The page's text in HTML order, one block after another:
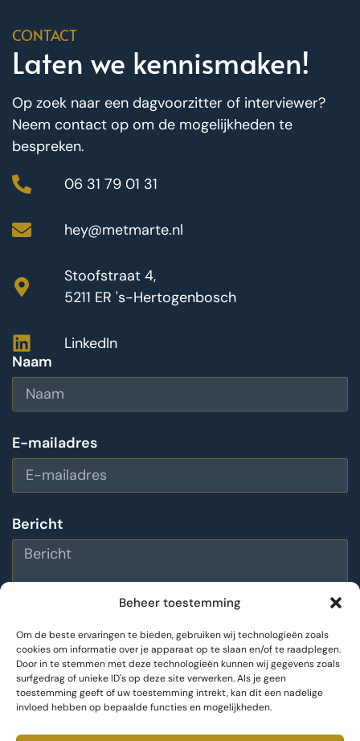
Beheer toestemming
Om de beste ervaringen te bieden, gebruiken wij technologieën zoals
cookies om informatie over je apparaat op te slaan en/of te raadplegen.
Door in te stemmen met deze technologieën kunnen wij gegevens zoals
surfgedrag of unieke ID's op deze site verwerken. Als je geen
toestemming geeft of uw toestemming intrekt, kan dit een nadelige
invloed hebben op bepaalde functies en mogelijkheden.
CONTACT
Laten we kennismaken!
Op zoek naar een dagvoorzitter of interviewer?
Neem contact op om de mogelijkheden te
bespreken.
06 31 79 01 31
hey@metmarte.nl
Stoofstraat 4,
5211 ER 's-Hertogenbosch
LinkedIn
Naam
E-mailadres
Bericht
Bericht versturen